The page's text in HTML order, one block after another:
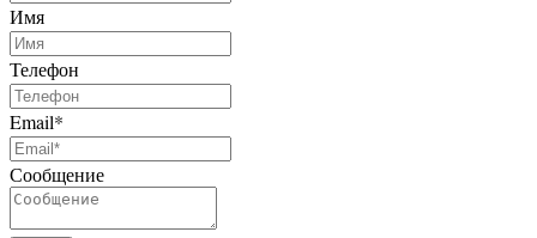
Имя
Телефон
Email*
Сообщение